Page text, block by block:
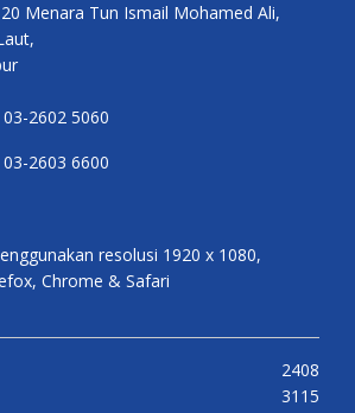
Menara Tun Ismail Mohamed Ali,
2602 5060
2603 6600
resolusi 1920 x 1080,
Chrome & Safari
2408
3115